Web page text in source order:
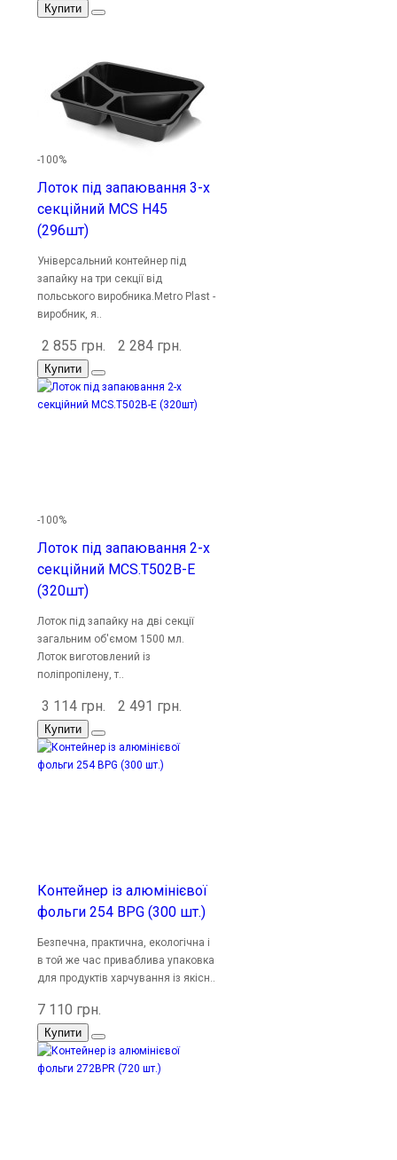
Купити
-100%
Лоток під запаювання 3-х
секційний MCS H45
(296шт)
Універсальний контейнер під
запайку на три секції від
польського виробника.Metro Plast -
виробник, я..
2 855 грн. 2 284 грн.
Купити
-100%
Лоток під запаювання 2-х
секційний MCS.T502B-E
(320шт)
Лоток під запайку на дві секції
загальним об'ємом 1500 мл.
Лоток виготовлений із
поліпропілену, т..
3 114 грн. 2 491 грн.
Купити
Контейнер із алюмінієвої
фольги 254 BPG (300 шт.)
Безпечна, практична, екологічна і
в той же час приваблива упаковка
для продуктів харчування із якісн..
7 110 грн.
Купити